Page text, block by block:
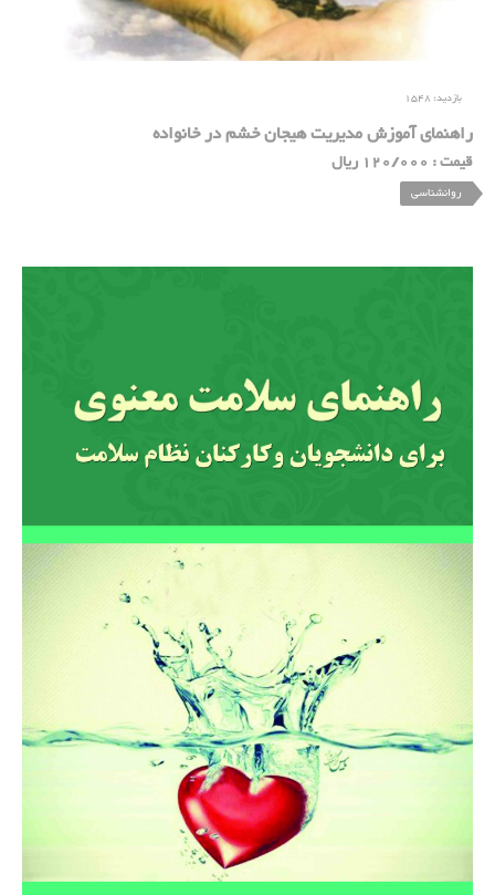
بازدید: 1548
راهنمای آموزش مدیریت هیجان خشم در خانواده
قیمت : 120/000 ریال
روانشناسی